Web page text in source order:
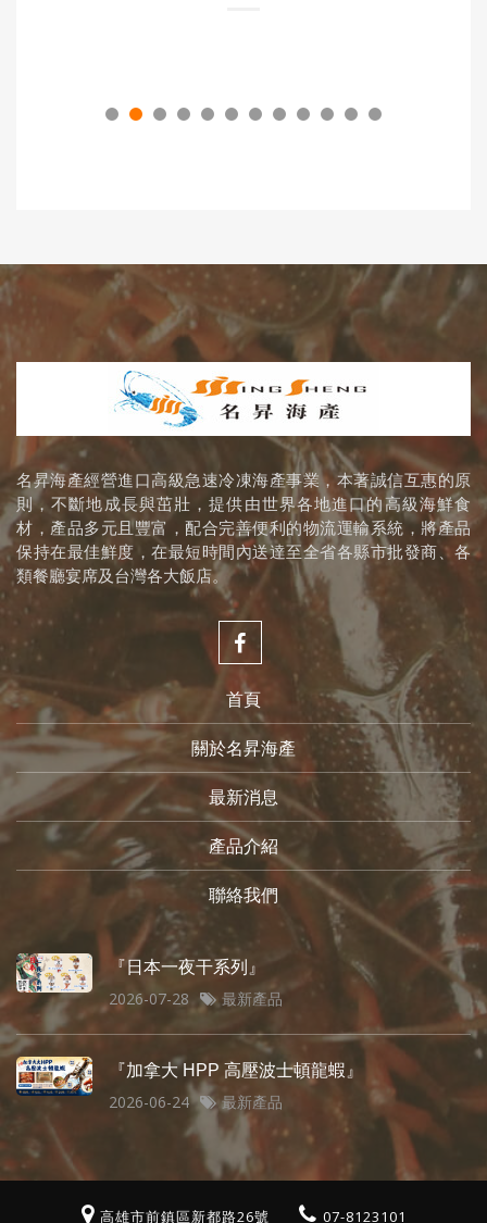
名昇海產經營進口高級急速冷凍海產事業，本著誠信互惠的原
則，不斷地成長與茁壯，提供由世界各地進口的高級海鮮食
材，產品多元且豐富，配合完善便利的物流運輸系統，將產品
保持在最佳鮮度，在最短時間內送達至全省各縣市批發商、各
類餐廳宴席及台灣各大飯店。
首頁
關於名昇海產
最新消息
產品介紹
聯絡我們
『日本一夜干系列』
2026-07-28 最新產品
『加拿大 HPP 高壓波士頓龍蝦』
2026-06-24 最新產品
高雄市前鎮區新都路26號 07-8123101